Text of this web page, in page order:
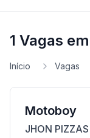
1 Vagas
Início Vagas
Motoboy
JHON PIZZAS